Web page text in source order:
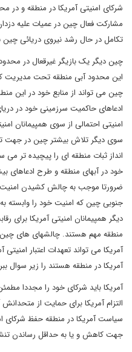
شرکای امنیتی آمریکا در منطقه و در
مشارکت فعال چین در عمیات علیه
تکامل در حال رشد نیروی دریائی چین
چین دیگر یک بازیگر غیرقعال در
این محدود آبی منطقه تحت مدیریت
چین می تواند از منابع خود در این
ادعاهای حاکمیت سرزمینی خود در
امنیتی احتمالی از سوی همپیمانان
سوی دیگر تلاش بیشتر چین در جهت
انداز ثبات منطقه ای را پیچیده تر می
خود در آبهای منطقه و طرح ادعاهای
ضرورتا موجب به چالش کشیدن
جنوبی چین که امنیت خود را وابسته
دیگر همپیمانان امنیتی آمریکا برای
منطقه مهم هستند. چالشهای های چین
آمریکا می تواند تعهدات اعتبار
آمریکا در منطقه هستند را زیر سوال
آمریکا باید شرکای خود را مجددا
التزام آمریکا برای حمایت از
سیاست آمریکا در منطقه حفظ شرکای
جهت کاهش و یا به حداقل رساندن